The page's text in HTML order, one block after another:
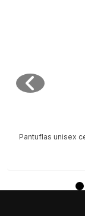
Pantuflas unisex